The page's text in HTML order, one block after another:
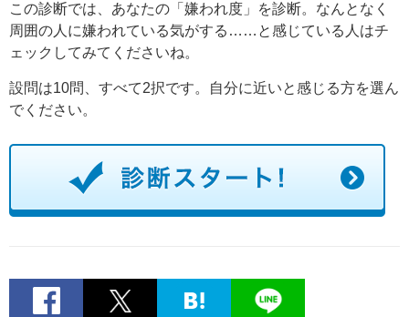
この診断では、あなたの「嫌われ度」を診断。なんとなく
周囲の人に嫌われている気がする……と感じている人はチ
ェックしてみてくださいね。
設問は10問、すべて2択です。自分に近いと感じる方を選ん
でください。